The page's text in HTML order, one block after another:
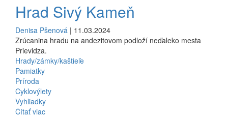
Hrad Sivý Kameň
Denisa Pšenová | 11.03.2024
Zrúcanina hradu na andezitovom podloží neďaleko mesta
Prievidza.
Hrady/zámky/kaštieľe
Pamiatky
Príroda
Cyklovýlety
Vyhliadky
Čítať viac